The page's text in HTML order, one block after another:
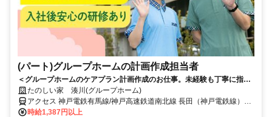
(パート)グループホームの計画作成担当者
＜グループホームのケアプラン計画作成のお仕事。未経験も丁寧に指導
します。＞ケア21が運営するグループホームで計画作成担当者のお仕
事！介護も少しお手伝いいただくので現場の実状の理解にも繋がりま
す。
たのしい家 湊川(グループホーム)
アクセス 神戸電鉄有馬線/神戸高速鉄道南北線 長田（神戸電鉄線）徒
歩約14分、神戸電鉄有馬線/神戸電鉄三田線 湊川中央出口徒歩約12
時給1,387円以上